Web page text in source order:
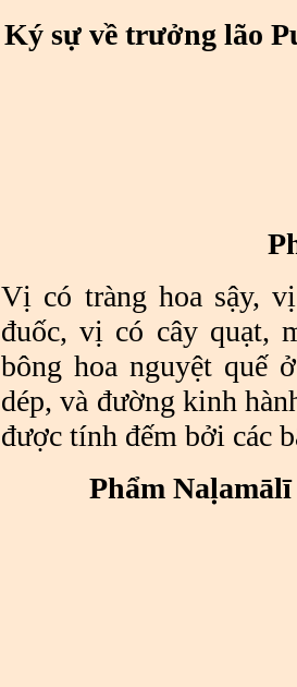
Ký sự về trưởng lão
Vị có tràng hoa sậy,
đuốc, vị có cây quạt,
bông hoa nguyệt quế
dép, và đường kinh
được tính đếm bởi các
Phẩm